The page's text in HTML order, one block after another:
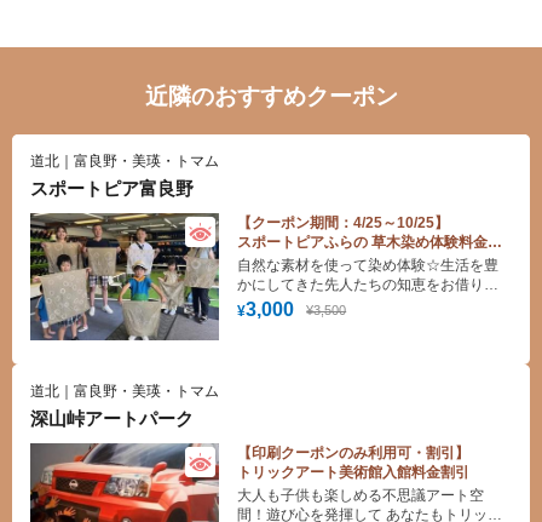
近隣のおすすめクーポン
道北｜富良野・美瑛・トマム
スポートピア富良野
【クーポン期間：4/25～10/25】
スポートピアふらの 草木染め体験料金割
引
¥3,000 ¥3,500
自然な素材を使って染め体験☆生活を豊
かにしてきた先人たちの知恵をお借りし
て世界に一つだけのオリジナルバンダナ
を作ってみよう！ 素材は富良野に咲いて
道北｜富良野・美瑛・トマム
深山峠アートパーク
【印刷クーポンのみ利用可・割引】
トリックアート美術館入館料金割引
大人も子供も楽しめる不思議アート空
間！遊び心を発揮して あなたもトリック